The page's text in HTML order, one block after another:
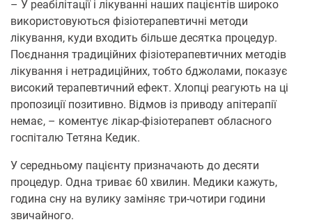
– У реабілітації і лікуванні наших пацієнтів широко
використовуються фізіотерапевтичні методи
лікування, куди входить більше десятка процедур.
Поєднання традиційних фізіотерапевтичних методів
лікування і нетрадиційних, тобто бджолами, показує
високий терапевтичний ефект. Хлопці реагують на ці
пропозиції позитивно. Відмов із приводу апітерапії
немає, – коментує лікар-фізіотерапевт обласного
госпіталю Тетяна Кедик.
У середньому пацієнту призначають до десяти
процедур. Одна триває 60 хвилин. Медики кажуть,
година сну на вулику заміняє три-чотири години
звичайного.